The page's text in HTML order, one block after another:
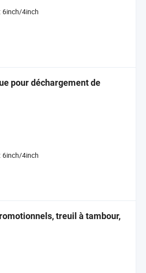
6inch/4inch
pour déchargement de
6inch/4inch
treuil à tambour,